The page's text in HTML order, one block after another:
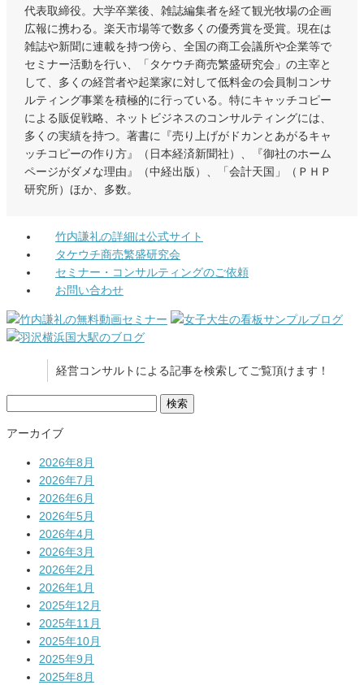
代表取締役。大学卒業後、雑誌編集者を経て観光牧場の企画
広報に携わる。楽天市場等で数多くの優秀賞を受賞。現在は
雑誌や新聞に連載を持つ傍ら、全国の商工会議所や企業等で
セミナー活動を行い、「タケウチ商売繁盛研究会」の主宰と
して、多くの経営者や起業家に対して低料金の会員制コンサ
ルティング事業を積極的に行っている。特にキャッチコピー
による販促戦略、ネットビジネスのコンサルティングには、
多くの実績を持つ。著書に『売り上げがドカンとあがるキャ
ッチコピーの作り方』（日本経済新聞社）、『御社のホーム
ページがダメな理由』（中経出版）、「会計天国」（ＰＨＰ
研究所）ほか、多数。
竹内謙礼の詳細は公式サイト
タケウチ商売繁盛研究会
セミナー・コンサルティングのご依頼
お問い合わせ
経営コンサルトによる記事を検索してご覧頂けます！
アーカイブ
2026年8月
2026年7月
2026年6月
2026年5月
2026年4月
2026年3月
2026年2月
2026年1月
2025年12月
2025年11月
2025年10月
2025年9月
2025年8月